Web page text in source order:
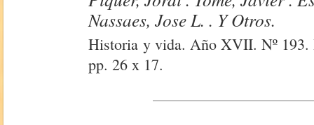
Nassaes, Jose L. . Y Otros.
Historia y vida. Año XVII. Nº 193.
pp. 26 x 17.